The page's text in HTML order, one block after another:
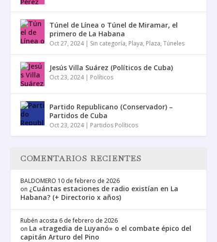
Túnel de Línea o Túnel de Miramar, el
primero de La Habana
Oct 27, 2024| Sin categoría, Playa, Plaza,Túneles
Jesús Villa Suárez (Políticos de Cuba)
Oct 23, 2024| Políticos
Partido Republicano (Conservador) –
Partidos de Cuba
Oct 23, 2024| Partidos Políticos
COMENTARIOS RECIENTES
BALDOMERO 10 de febrero de 2026
on ¿Cuántas estaciones de radio existían en La
Habana? (+ Directorio x años)
Rubén acosta 6 de febrero de 2026
on La «tragedia de Luyanó» o el combate épico del
capitán Arturo del Pino